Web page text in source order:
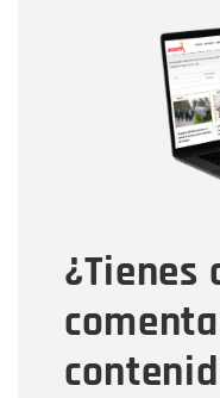
¿Tienes
Correo
Tipo de
Mensaje